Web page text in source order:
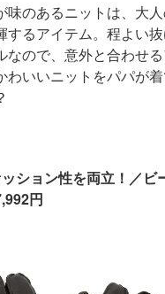
味のあるニットは、大
するアイテム。程よい
なので、意外と合わせ
いいニットをパパが着
ッション性を両立！／
円